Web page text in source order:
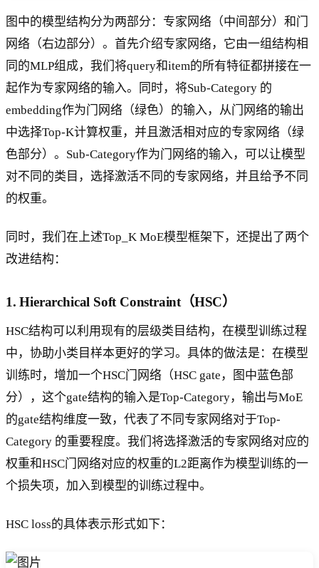
图中的模型结构分为两部分：专家网络（中间部分）和门
网络（右边部分）。首先介绍专家网络，它由一组结构相
同的MLP组成，我们将query和item的所有特征都拼接在一
起作为专家网络的输入。同时，将Sub-Category 的
embedding作为门网络（绿色）的输入，从门网络的输出
中选择Top-K计算权重，并且激活相对应的专家网络（绿
色部分）。Sub-Category作为门网络的输入，可以让模型
对不同的类目，选择激活不同的专家网络，并且给予不同
的权重。
同时，我们在上述Top_K MoE模型框架下，还提出了两个
改进结构：
1. Hierarchical Soft Constraint（HSC）
HSC结构可以利用现有的层级类目结构，在模型训练过程
中，协助小类目样本更好的学习。具体的做法是：在模型
训练时，增加一个HSC门网络（HSC gate，图中蓝色部
分），这个gate结构的输入是Top-Category，输出与MoE
的gate结构维度一致，代表了不同专家网络对于Top-
Category 的重要程度。我们将选择激活的专家网络对应的
权重和HSC门网络对应的权重的L2距离作为模型训练的一
个损失项，加入到模型的训练过程中。
HSC loss的具体表示形式如下：